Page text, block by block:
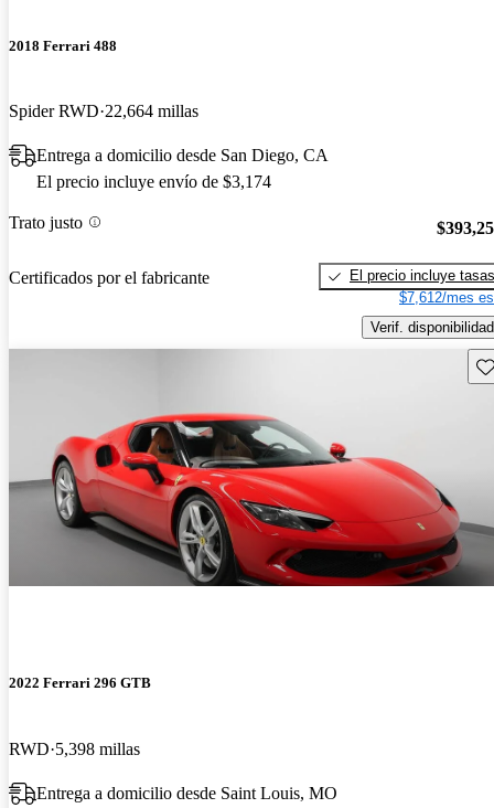
2018 Ferrari 488
Spider RWD 22,664 millas
Entrega a domicilio desde San Diego, CA
El precio incluye envío de $3,174
Trato justo
Certificados por el fabricante
El precio incluye tasas
$7,612/mes
Verif. disponibilidad
2022 Ferrari 296 GTB
RWD 5,398 millas
Entrega a domicilio desde Saint Louis, MO